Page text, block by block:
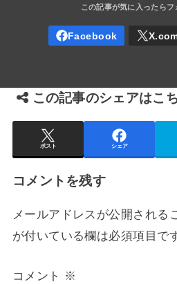
この記事のシェアはこ
ポスト シェア
コメントを残す
メールアドレスが公開される
が付いている欄は必須項目で
コメント ※